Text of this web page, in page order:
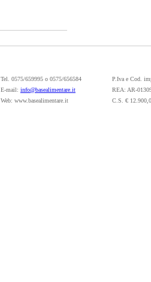
Tel. 0575/659995 o 0575/656584
E-mail: info@basealimentare.it
Web: www.basealimentare.it
P.Iva e Cod.
REA: AR-
C.S. €